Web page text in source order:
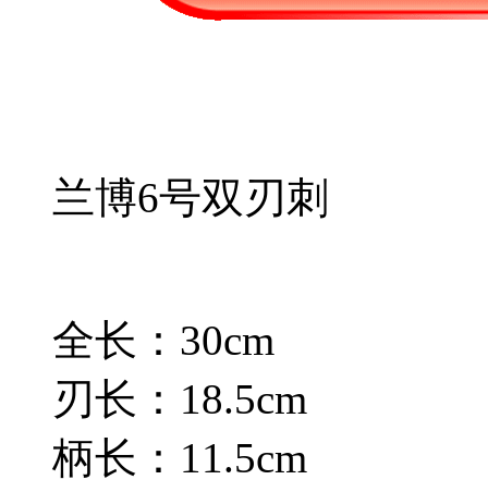
兰博6号双刃刺
全长：30cm
刃长：18.5cm
柄长：11.5cm